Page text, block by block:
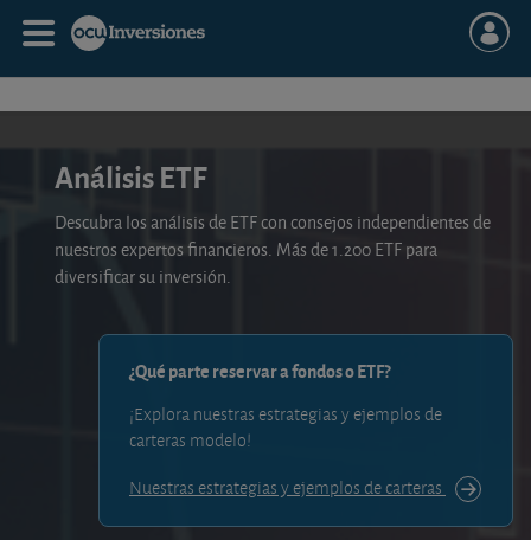
Análisis ETF
Descubra los análisis de ETF con consejos independientes de
nuestros expertos financieros. Más de 1.200 ETF para
diversificar su inversión.
¿Qué parte reservar a fondos o ETF?
¡Explora nuestras estrategias y ejemplos de
carteras modelo!
Nuestras estrategias y ejemplos de carteras